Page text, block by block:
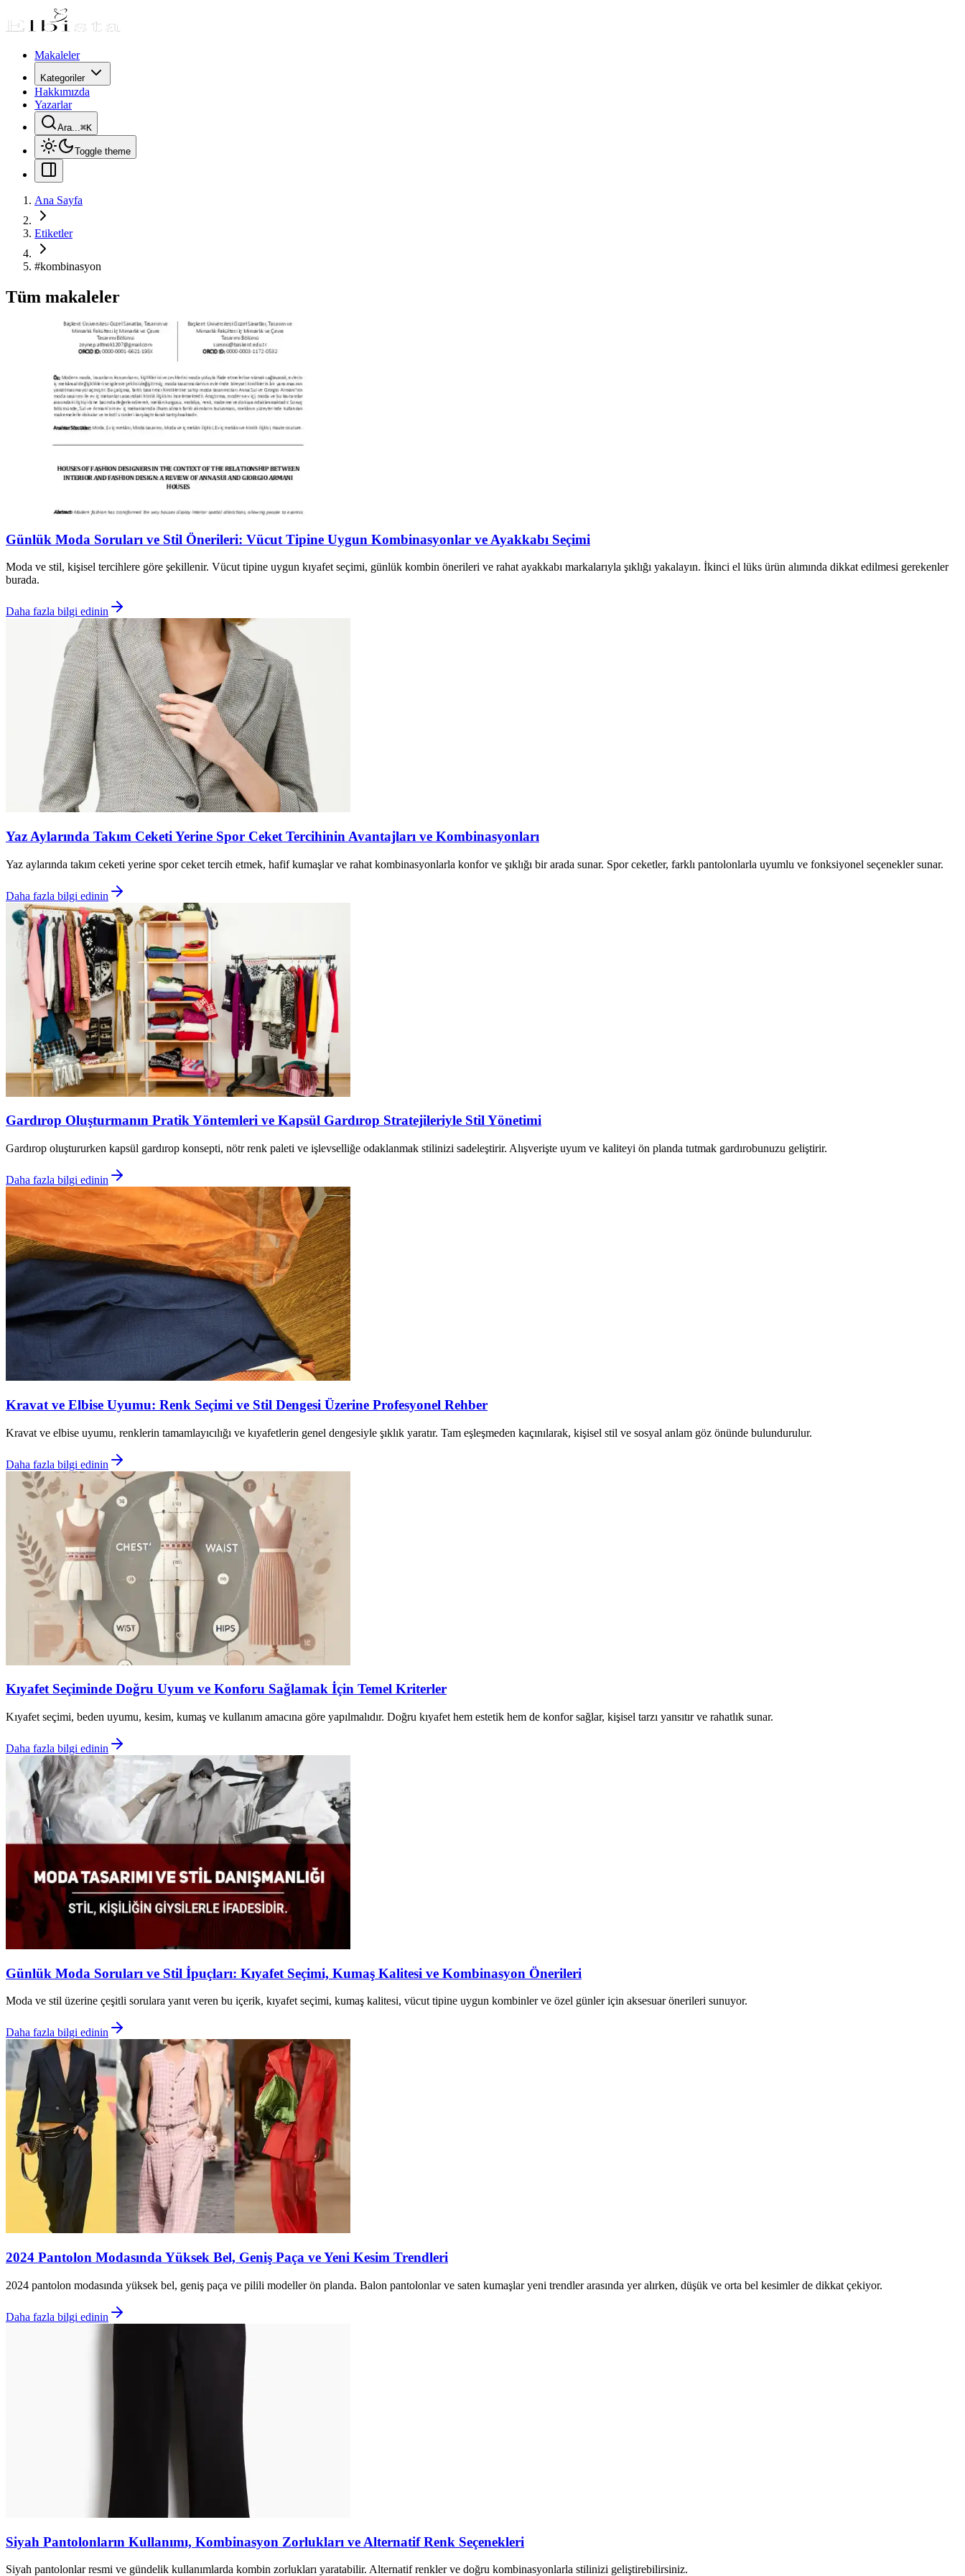
Makaleler
Kategoriler
Hakkımızda
Yazarlar
Ara...⌘K
Toggle theme
Ana Sayfa
Etiketler
#kombinasyon
Tüm makaleler
Günlük Moda Soruları ve Stil Önerileri: Vücut Tipine Uygun Kombinasyonlar ve Ayakkabı Seçimi
Moda ve stil, kişisel tercihlere göre şekillenir. Vücut tipine uygun kıyafet seçimi, günlük kombin önerileri ve rahat ayakkabı markalarıyla şıklığı yakalayın. İkinci el lüks ürün alımında dikkat edilmesi gerekenler
burada.
Daha fazla bilgi edinin
Yaz Aylarında Takım Ceketi Yerine Spor Ceket Tercihinin Avantajları ve Kombinasyonları
Yaz aylarında takım ceketi yerine spor ceket tercih etmek, hafif kumaşlar ve rahat kombinasyonlarla konfor ve şıklığı bir arada sunar. Spor ceketler, farklı pantolonlarla uyumlu ve fonksiyonel seçenekler sunar.
Daha fazla bilgi edinin
Gardırop Oluşturmanın Pratik Yöntemleri ve Kapsül Gardırop Stratejileriyle Stil Yönetimi
Gardırop oluştururken kapsül gardırop konsepti, nötr renk paleti ve işlevselliğe odaklanmak stilinizi sadeleştirir. Alışverişte uyum ve kaliteyi ön planda tutmak gardırobunuzu geliştirir.
Daha fazla bilgi edinin
Kravat ve Elbise Uyumu: Renk Seçimi ve Stil Dengesi Üzerine Profesyonel Rehber
Kravat ve elbise uyumu, renklerin tamamlayıcılığı ve kıyafetlerin genel dengesiyle şıklık yaratır. Tam eşleşmeden kaçınılarak, kişisel stil ve sosyal anlam göz önünde bulundurulur.
Daha fazla bilgi edinin
Kıyafet Seçiminde Doğru Uyum ve Konforu Sağlamak İçin Temel Kriterler
Kıyafet seçimi, beden uyumu, kesim, kumaş ve kullanım amacına göre yapılmalıdır. Doğru kıyafet hem estetik hem de konfor sağlar, kişisel tarzı yansıtır ve rahatlık sunar.
Daha fazla bilgi edinin
Günlük Moda Soruları ve Stil İpuçları: Kıyafet Seçimi, Kumaş Kalitesi ve Kombinasyon Önerileri
Moda ve stil üzerine çeşitli sorulara yanıt veren bu içerik, kıyafet seçimi, kumaş kalitesi, vücut tipine uygun kombinler ve özel günler için aksesuar önerileri sunuyor.
Daha fazla bilgi edinin
2024 Pantolon Modasında Yüksek Bel, Geniş Paça ve Yeni Kesim Trendleri
2024 pantolon modasında yüksek bel, geniş paça ve pilili modeller ön planda. Balon pantolonlar ve saten kumaşlar yeni trendler arasında yer alırken, düşük ve orta bel kesimler de dikkat çekiyor.
Daha fazla bilgi edinin
Siyah Pantolonların Kullanımı, Kombinasyon Zorlukları ve Alternatif Renk Seçenekleri
Siyah pantolonlar resmi ve gündelik kullanımlarda kombin zorlukları yaratabilir. Alternatif renkler ve doğru kombinasyonlarla stilinizi geliştirebilirsiniz.